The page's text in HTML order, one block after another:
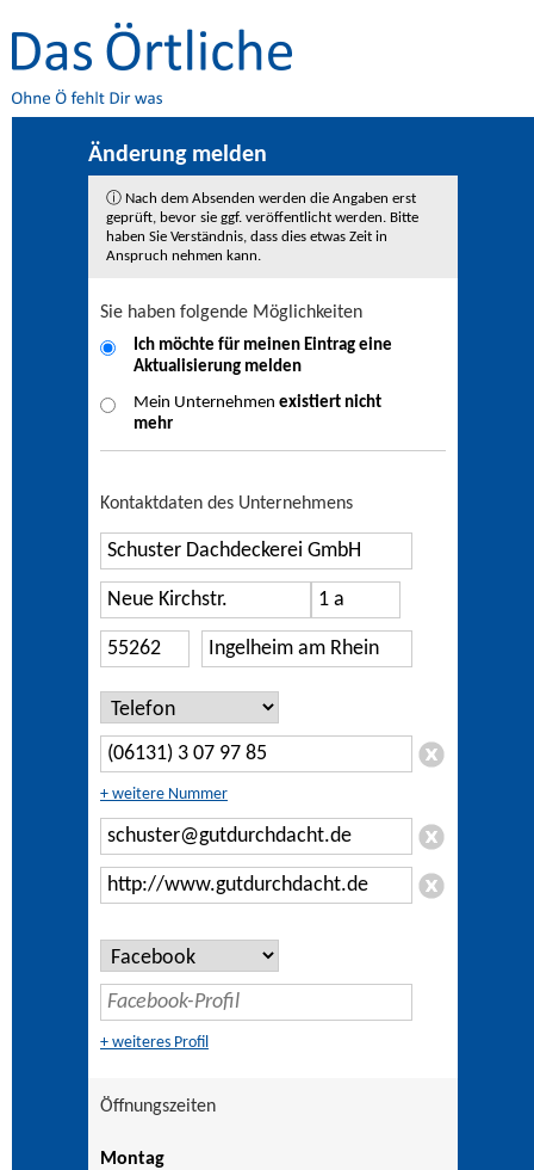
Änderung melden
ⓘ Nach dem Absenden werden die Angaben erst
geprüft, bevor sie ggf. veröffentlicht werden. Bitte
haben Sie Verständnis, dass dies etwas Zeit in
Anspruch nehmen kann.
Sie haben folgende Möglichkeiten
Ich möchte für meinen Eintrag eine
Aktualisierung melden
Mein Unternehmen existiert nicht
mehr
Kontaktdaten des Unternehmens
+ weitere Nummer
+ weiteres Profil
Öffnungszeiten
Montag